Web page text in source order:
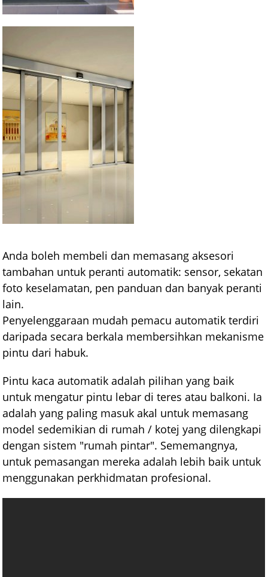
Anda boleh membeli dan memasang aksesori
tambahan untuk peranti automatik: sensor, sekatan
foto keselamatan, pen panduan dan banyak peranti
lain.
Penyelenggaraan mudah pemacu automatik terdiri
daripada secara berkala membersihkan mekanisme
pintu dari habuk.
Pintu kaca automatik adalah pilihan yang baik
untuk mengatur pintu lebar di teres atau balkoni. Ia
adalah yang paling masuk akal untuk memasang
model sedemikian di rumah / kotej yang dilengkapi
dengan sistem "rumah pintar". Sememangnya,
untuk pemasangan mereka adalah lebih baik untuk
menggunakan perkhidmatan profesional.